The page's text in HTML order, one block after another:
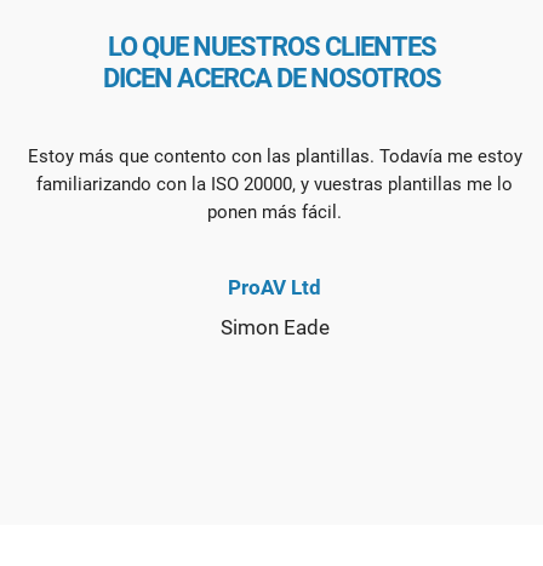
LO QUE NUESTROS CLIENTES
DICEN ACERCA DE NOSOTROS
Estoy más que contento con las plantillas. Todavía me estoy
familiarizando con la ISO 20000, y vuestras plantillas me lo
ponen más fácil.
ProAV Ltd
Simon Eade